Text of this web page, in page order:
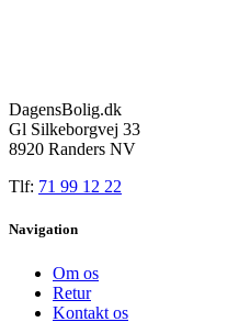
DagensBolig.dk
Gl Silkeborgvej 33
8920 Randers NV
Tlf: 71 99 12 22
Navigation
Om os
Retur
Kontakt os